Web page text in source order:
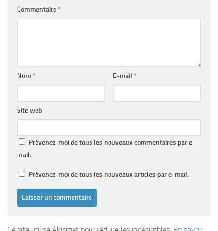
Commentaire*
Nom * E-mail *
Site web
Prévenez-moi de tous les nouveaux commentaires par e-
mail.
Prévenez-moi de tous les nouveaux articles par e-mail.